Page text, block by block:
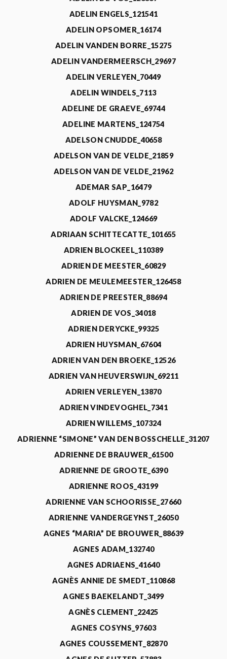
ADELIN ENGELS_121541
ADELIN OPSOMER_16174
ADELIN VANDEN BORRE_15275
ADELIN VANDERMEERSCH_29697
ADELIN VERLEYEN_70449
ADELIN WINDELS_7113
ADELINE DE GRAEVE_69744
ADELINE MARTENS_124754
ADELSON CNUDDE_40658
ADELSON VAN DE VELDE_21859
ADELSON VAN DE VELDE_21962
ADEMAR SAP_16479
ADOLF HUYSMAN_9782
ADOLF VALCKE_124669
ADRIAAN SCHITTECATTE_101655
ADRIEN BLOCKEEL_110389
ADRIEN DE MEESTER_60829
ADRIEN DE MEULEMEESTER_126458
ADRIEN DE PREESTER_88694
ADRIEN DE VOS_34018
ADRIEN DERYCKE_99325
ADRIEN HUYSMAN_67604
ADRIEN VAN DEN BROEKE_12526
ADRIEN VAN HEUVERSWIJN_69211
ADRIEN VERLEYEN_13870
ADRIEN VINDEVOGHEL_7341
ADRIEN WILLEMS_107324
ADRIENNE “SIMONE” VAN DEN BOSSCHELLE_31207
ADRIENNE DE BRAUWER_61500
ADRIENNE DE GROOTE_6390
ADRIENNE ROOS_43199
ADRIENNE VAN SCHOORISSE_27660
ADRIENNE VANDERGEYNST_26050
AGNES “MARIA” DE BROUWER_88639
AGNES ADAM_132740
AGNES ADRIAENS_41640
AGNÈS ANNIE DE SMEDT_110868
AGNES BAEKELANDT_3499
AGNÈS CLEMENT_22425
AGNES COSYNS_97603
AGNES COUSSEMENT_82870